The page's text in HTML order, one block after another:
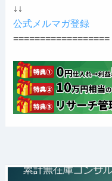
↓↓
公式メルマガ登録
==================